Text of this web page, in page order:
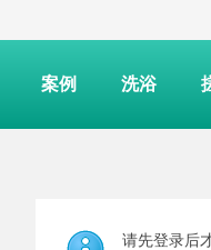
案例 洗浴
请先登录后